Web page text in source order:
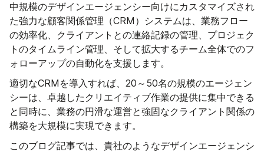
中規模のデザインエージェンシー向けにカスタマイズされ
た強力な顧客関係管理（CRM）システムは、業務フロー
の効率化、クライアントとの連絡記録の管理、プロジェク
トのタイムライン管理、そして拡大するチーム全体でのフ
ォローアップの自動化を支援します。
適切なCRMを導入すれば、20～50名の規模のエージェン
シーは、卓越したクリエイティブ作業の提供に集中できる
と同時に、業務の円滑な運営と強固なクライアント関係の
構築を大規模に実現できます。
このブログ記事では、貴社のようなデザインエージェンシ